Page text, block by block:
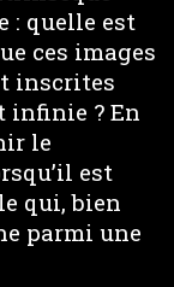
: quelle est
ces images
inscrites
infinie ? En
le
est
qui, bien
parmi une